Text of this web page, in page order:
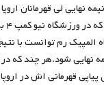
نهایی لی قهرمانان
شود.هر چند که در
قهرمانی اش در